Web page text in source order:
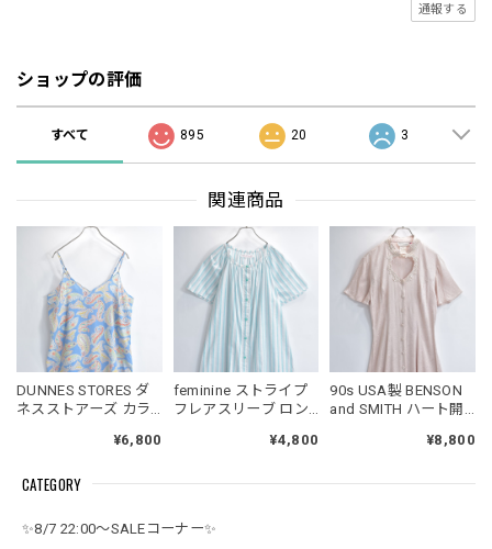
CATEGORY
✨8/7 22:00～SALEコーナー✨
通報する
ショップの評価
すべて 895 20 3
関連商品
DUNNES STORES ダ
ネスストアーズ カラ
カラップネック バッ
ールワンピース ライ
ンテージ ビンテージ
古着 レディース XLサ
¥6,800
feminine ストライプ
フレアスリーブ ロン
USED ヴィンテージ
ィース Mサイズ
¥4,800
90s USA製 BENSON
and SMITH ハート開
り 背面レースアップ
グワンピース ヌード
¥8,800